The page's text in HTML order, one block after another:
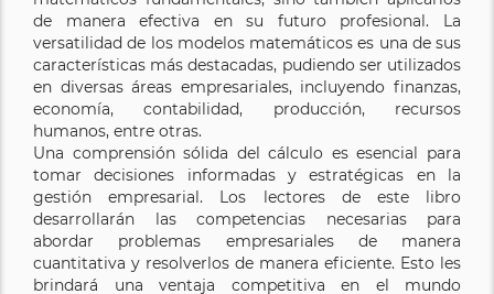
de manera efectiva en su futuro profesional. La
versatilidad de los modelos matemáticos es una de sus
características más destacadas, pudiendo ser utilizados
en diversas áreas empresariales, incluyendo finanzas,
economía, contabilidad, producción, recursos
humanos, entre otras.
Una comprensión sólida del cálculo es esencial para
tomar decisiones informadas y estratégicas en la
gestión empresarial. Los lectores de este libro
desarrollarán las competencias necesarias para
abordar problemas empresariales de manera
cuantitativa y resolverlos de manera eficiente. Esto les
brindará una ventaja competitiva en el mundo